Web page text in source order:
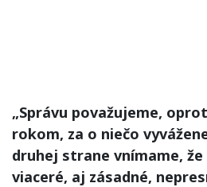
„Správu považujeme,
rokom, za o niečo
druhej strane vnímame,
viaceré, aj zásadné,